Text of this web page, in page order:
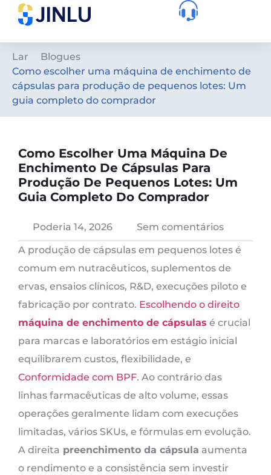
Lar
Blogues
Como escolher uma máquina de enchimento de
cápsulas para produção de pequenos lotes: Um
guia completo do comprador
Como Escolher Uma Máquina De
Enchimento De Cápsulas Para
Produção De Pequenos Lotes: Um
Guia Completo Do Comprador
Poderia 14, 2026
Sem comentários
A produção de cápsulas em pequenos lotes é
comum em nutracêuticos, suplementos de
ervas, ensaios clínicos, R&D, execuções piloto e
fabricação por contrato. Escolhendo o direito
máquina de enchimento de cápsulas é crucial
para marcas e laboratórios em estágio inicial
equilibrarem custos, flexibilidade, e
Conformidade com BPF. Ao contrário das
linhas farmacêuticas de alto volume, essas
operações geralmente lidam com execuções
limitadas, vários SKUs, e fórmulas em evolução.
A direita preenchimento da cápsula aumenta
o rendimento e a consistência sem investir